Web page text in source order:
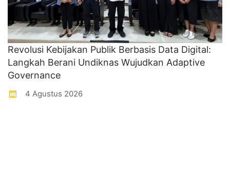
Revolusi Kebijakan Publik Berbasis Data Digital:
Langkah Berani Undiknas Wujudkan Adaptive
Governance
4 Agustus 2026